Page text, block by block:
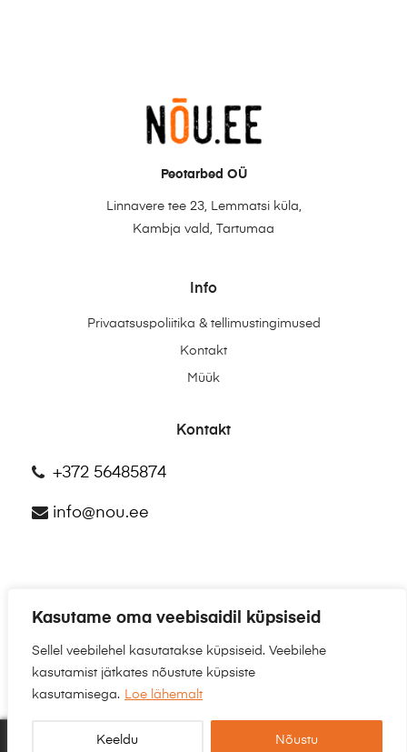
Kasutame oma veebisaidil küpsiseid
Sellel veebilehel kasutatakse küpsiseid. Veebilehe
kasutamist jätkates nõustute küpsiste
kasutamisega. Loe lähemalt
Keeldu Nõustu
Peotarbed OÜ
Linnavere tee 23, Lemmatsi küla,
Kambja vald, Tartumaa
Info
Privaatsuspoliitika & tellimustingimused
Kontakt
Müük
Kontakt
+372 56485874
info@nou.ee
©2025NÕU.EE